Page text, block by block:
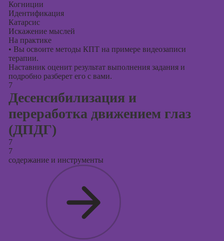
Когниции
Идентификация
Катарсис
Искажение мыслей
На практике
• Вы освоите методы КПТ на примере видеозаписи
терапии.
Наставник оценит результат выполнения задания и
подробно разберет его с вами.
7
Десенсибилизация и
переработка движением глаз
(ДПДГ)
7
7
содержание и инструменты